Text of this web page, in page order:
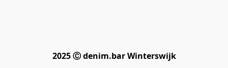
2025 Ⓒ denim.bar Winterswijk